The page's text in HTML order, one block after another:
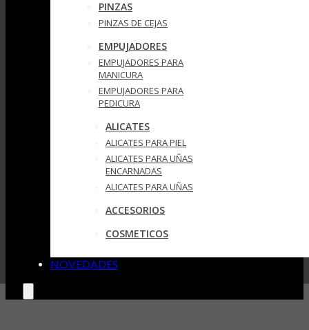
PINZAS
PINZAS DE CEJAS
EMPUJADORES
EMPUJADORES PARA
MANICURA
EMPUJADORES PARA
PEDICURA
ALICATES
ALICATES PARA PIEL
ALICATES PARA UÑAS
ENCARNADAS
ALICATES PARA UÑAS
ACCESORIOS
COSMETICOS
NOVEDADES